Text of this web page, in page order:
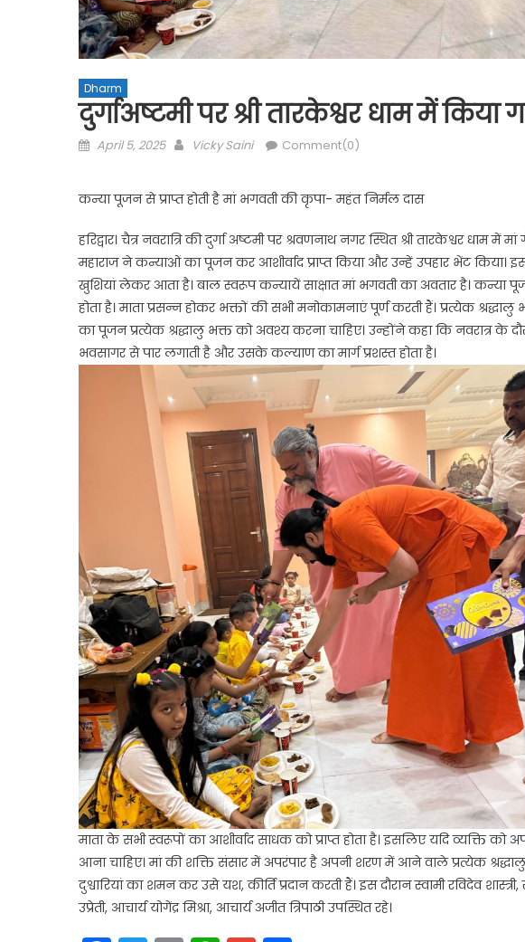
Dharm
दुर्गाअष्टमी पर श्री तारकेश्वर धाम में
Posted
April 5, 2025 Author
Vicky Saini Comment(0)
कन्या पूजन से प्राप्त होती है मां भगवती की कृपा- महंत निर्मल दास
हरिद्वार। चैत्र नवरात्रि की दुर्गा अष्टमी पर श्रवणनाथ नगर स्थित श्री तारकेश्वर धाम
महाराज ने कन्याओं का पूजन कर आशीर्वाद प्राप्त किया और उन्हें उपहार भेंट किया।
खुशियां लेकर आता है। बाल स्वरूप कन्यायें साक्षात मां भगवती का अवतार है।
होता है। माता प्रसन्न होकर भक्तों की सभी मनोकामनाएं पूर्ण करती हैं। प्रत्येक
का पूजन प्रत्येक श्रद्धालु भक्त को अवश्य करना चाहिए। उन्होंने कहा कि नवरात्र के
भवसागर से पार लगाती है और उसके कल्याण का मार्ग प्रशस्त होता है।
माता के सभी स्वरूपों का आशीर्वाद साधक को प्राप्त होता है। इसलिए यदि व्यक्ति
आना चाहिए। मां की शक्ति संसार में अपरंपार है अपनी शरण में आने वाले प्रत्येक
दुश्वारियां का शमन कर उसे यश, कीर्ति प्रदान करती हैं। इस दौरान स्वामी रविदेव
उप्रेती, आचार्य योगेंद्र मिश्रा, आचार्य अजीत त्रिपाठी उपस्थित रहे।